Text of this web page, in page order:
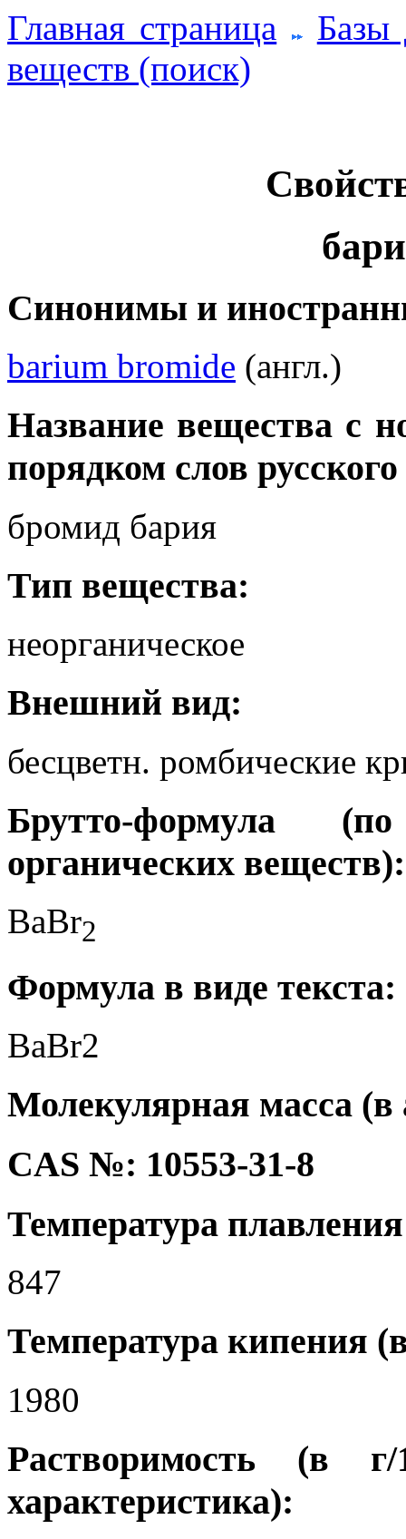
Главная страница
Базы
веществ (поиск)
Синонимы и
barium bromide (англ.)
Название вещества с
порядком слов
бромид бария
Тип вещества:
неорганическое
Внешний вид:
бесцветн. ромбические
Брутто-формула
органических веществ):
BaBr2
Формула в виде текста:
BaBr2
Молекулярная масса (в
CAS №: 10553-31-8
Температура
847
Температура кипения
1980
Растворимость (в
характеристика):